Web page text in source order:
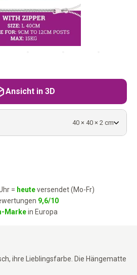
ihre Lieblingsfarbe. Die Hängematte
40 × 40 × 2 cm
= heuteversendet (Mo-Fr)
9,6/10
Markein Europa
Ansicht in 3D